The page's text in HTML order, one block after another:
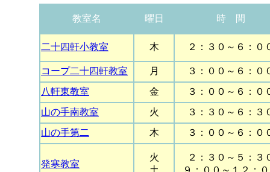
教室名 曜日 時 間
二十四軒小教室 木 ２：３０～６：０
コープ二十四軒教室 月
３：００～６：０
八軒東教室
金
３：００～６：０
山の手南教室
火
３：３０～６：３
山の手第二
木 ３：００～６：０
発寒教室
火
土
２：３０～５：３
９：００～１２：